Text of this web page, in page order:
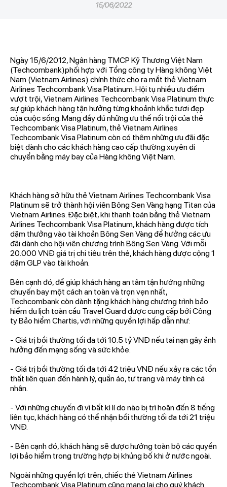
15/06/2022
Ngày 15/6/2012, Ngân hàng TMCP Kỹ Thương Việt Nam
(Techcombank)phối hợp với Tổng công ty Hàng không Việt
Nam (Vietnam Airlines) chính thức cho ra mắt thẻ Vietnam
Airlines Techcombank Visa Platinum. Hội tụ nhiều ưu điểm
vượt trội, Vietnam Airlines Techcombank Visa Platinum thực
sự giúp khách hàng tận hưởng từng khoảnh khắc tươi đẹp
của cuộc sống. Mang đầy đủ những ưu thế nổi trội của thẻ
Techcombank Visa Platinum, thẻ Vietnam Airlines
Techcombank Visa Platinum còn có thêm những ưu đãi đặc
biệt dành cho các khách hàng cao cấp thường xuyên di
chuyển bằng máy bay của Hàng không Việt Nam.
Khách hàng sở hữu thẻ Vietnam Airlines Techcombank Visa
Platinum sẽ trở thành hội viên Bông Sen Vàng hạng Titan của
Vietnam Airlines. Đặc biệt, khi thanh toán bằng thẻ Vietnam
Airlines Techcombank Visa Platinum, khách hàng được tích
dặm thưởng vào tài khoản Bông Sen Vàng để hưởng các ưu
đãi dành cho hội viên chương trình Bông Sen Vàng. Với mỗi
20.000 VNĐ giá trị chi tiêu trên thẻ, khách hàng được cộng 1
dặm GLP vào tài khoản.
Bên cạnh đó, để giúp khách hàng an tâm tận hưởng những
chuyến bay một cách an toàn và trọn vẹn nhất,
Techcombank còn dành tặng khách hàng chương trình bảo
hiểm du lịch toàn cầu Travel Guard được cung cấp bởi Công
ty Bảo hiểm Chartis, với những quyền lợi hấp dẫn như:
- Giá trị bồi thường tối đa tới 10.5 tỷ VNĐ nếu tai nạn gây ảnh
hưởng đến mạng sống và sức khỏe.
- Giá trị bồi thường tối đa tới 42 triệu VNĐ nếu xảy ra các tổn
thất liên quan đến hành lý, quần áo, tư trang và máy tính cá
nhân.
- Với những chuyến đi vì bất kì lí do nào bị trì hoãn đến 8 tiếng
liên tục, khách hàng có thể nhận bồi thường tối đa tới 21 triệu
VNĐ.
- Bên cạnh đó, khách hàng sẽ được hưởng toàn bộ các quyền
lợi bảo hiểm trong trường hợp bị khủng bố khi ở nước ngoài.
Ngoài những quyền lợi trên, chiếc thẻ Vietnam Airlines
Techcombank Visa Platinum cũng mang lại cho quý khách